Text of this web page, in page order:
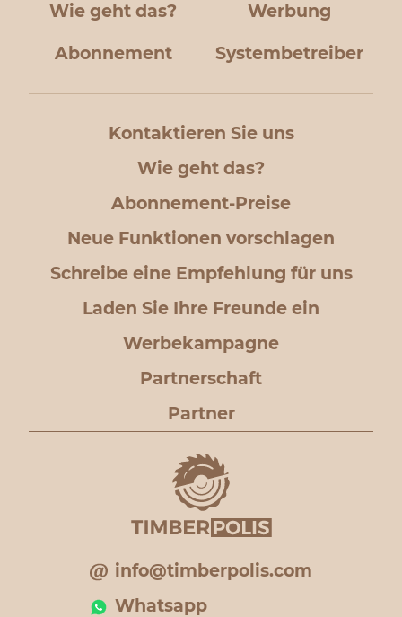
Wie geht das? Werbung
Abonnement Systembetreiber
Kontaktieren Sie uns
Wie geht das?
Abonnement-Preise
Neue Funktionen vorschlagen
Schreibe eine Empfehlung für uns
Laden Sie Ihre Freunde ein
Werbekampagne
Partnerschaft
Partner
info@timberpolis.com
Whatsapp